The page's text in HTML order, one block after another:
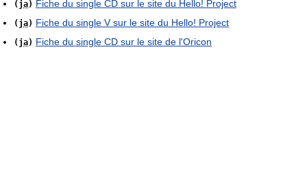
( ja) Fiche du single CD sur le site du Hello! Project
( ja) Fiche du single V sur le site du Hello! Project
( ja) Fiche du single CD sur le site de l'Oricon